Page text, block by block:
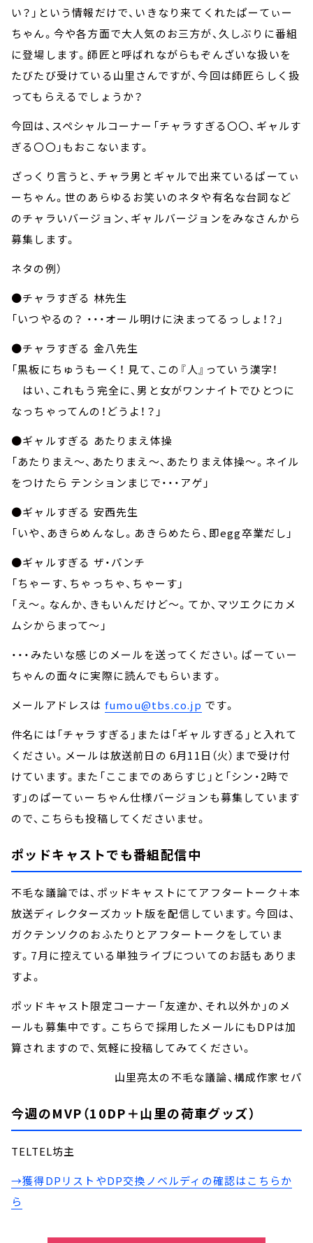
い？」という情報だけで、いきなり来てくれたぱーてぃー
ちゃん。今や各方面で大人気のお三方が、久しぶりに番組
に登場します。師匠と呼ばれながらもぞんざいな扱いを
たびたび受けている山里さんですが、今回は師匠らしく扱
ってもらえるでしょうか？
今回は、スペシャルコーナー「チャラすぎる〇〇、ギャルす
ぎる〇〇」もおこないます。
ざっくり言うと、チャラ男とギャルで出来ているぱーてぃ
ーちゃん。世のあらゆるお笑いのネタや有名な台詞など
のチャラいバージョン、ギャルバージョンをみなさんから
募集します。
ネタの例）
●チャラすぎる 林先生
「いつやるの？ ・・・オール明けに決まってるっしょ！？」
●チャラすぎる 金八先生
「黒板にちゅうもーく！ 見て、この『人』っていう漢字！
はい、これもう完全に、男と女がワンナイトでひとつに
なっちゃってんの！どうよ！？」
●ギャルすぎる あたりまえ体操
「あたりまえ～、あたりまえ～、あたりまえ体操～。ネイル
をつけたら テンションまじで・・・アゲ」
●ギャルすぎる 安西先生
「いや、あきらめんなし。あきらめたら、即egg卒業だし」
●ギャルすぎる ザ・パンチ
「ちゃーす、ちゃっちゃ、ちゃーす」
「え～。なんか、きもいんだけど～。てか、マツエクにカメ
ムシからまって～」
・・・みたいな感じのメールを送ってください。ぱーてぃー
ちゃんの面々に実際に読んでもらいます。
メールアドレスは fumou@tbs.co.jp です。
件名には「チャラすぎる」または「ギャルすぎる」と入れて
ください。メールは放送前日の 6月11日（火）まで受け付
けています。また「ここまでのあらすじ」と「シン・2時で
す」のぱーてぃーちゃん仕様バージョンも募集しています
ので、こちらも投稿してくださいませ。
ポッドキャストでも番組配信中
不毛な議論では、ポッドキャストにてアフタートーク＋本
放送ディレクターズカット版を配信しています。今回は、
ガクテンソクのおふたりとアフタートークをしていま
す。7月に控えている単独ライブについてのお話もありま
すよ。
ポッドキャスト限定コーナー「友達か、それ以外か」のメ
ールも募集中です。こちらで採用したメールにもDPは加
算されますので、気軽に投稿してみてください。
山里亮太の不毛な議論、構成作家セパ
今週のMVP（10DP＋山里の荷車グッズ）
TELTEL坊主
→獲得DPリストやDP交換ノベルディの確認はこちらか
ら